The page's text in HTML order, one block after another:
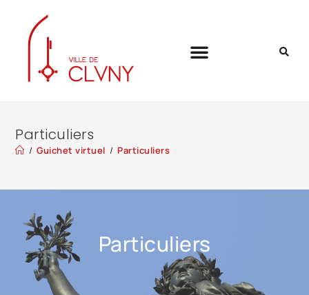
Particuliers
/ Guichet virtuel / Particuliers
Particuliers